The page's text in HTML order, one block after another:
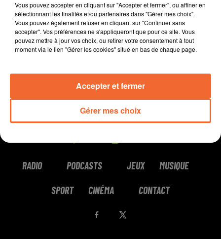
0:00 47 min 29 sec
RADIO PODCASTS JEUX MUSIQUE
SPORT CINÉMA CONTACT
Vous pouvez accepter en cliquant sur "Accepter et fermer", ou affiner en
sélectionnant les finalités et/ou partenaires dans "Gérer mes choix".
Vous pouvez également refuser en cliquant sur "Continuer sans
accepter". Vos préférences ne s'appliqueront que pour ce site. Vous
pouvez mettre à jour vos choix, ou retirer votre consentement à tout
moment via le lien "Gérer les cookies" situé en bas de chaque page.
Gérer mes choix
Accepter et fermer